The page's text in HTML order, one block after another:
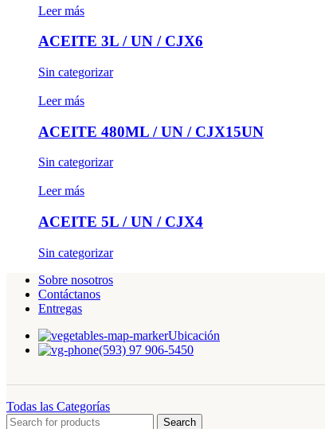
Leer más
ACEITE 3L / UN / CJX6
Sin categorizar
Leer más
ACEITE 480ML / UN / CJX15UN
Sin categorizar
Leer más
ACEITE 5L / UN / CJX4
Sin categorizar
Sobre nosotros
Contáctanos
Entregas
Ubicación
(593) 97 906-5450
Todas las Categorías
Search